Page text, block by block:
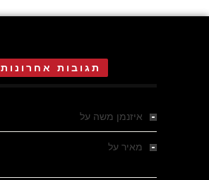
תגובות אחרונות
איזנמן משה על
מאיר על